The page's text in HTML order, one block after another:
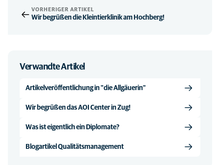
VORHERIGER ARTIKEL
Wir begrüßen die Kleintierklinik am Hochberg!
Verwandte Artikel
Artikelveröffentlichung in "die Allgäuerin"
Wir begrüßen das AOI Center in Zug!
Was ist eigentlich ein Diplomate?
Blogartikel Qualitätsmanagement